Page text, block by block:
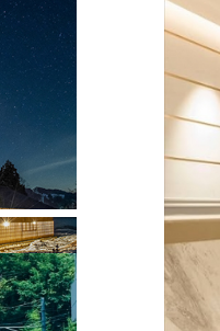
モダニズ
ート記事が